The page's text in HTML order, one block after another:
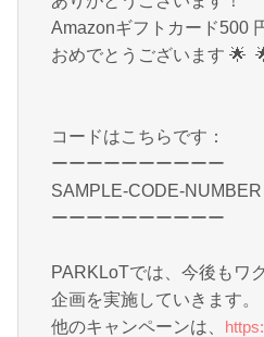
Amazonギフトカード500
おめでとうございます 🌟
コードはこちらです：
ーーーーーーーーーー
SAMPLE-CODE-NUMBER
ーーーーーーーーーー
PARKLoTでは、今後もワ
企画を実施していきます。
他のキャンペーンは、